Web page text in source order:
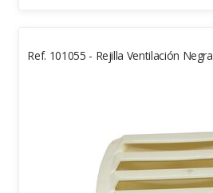
Ref. 101055 - Rejilla Ventilación Negra